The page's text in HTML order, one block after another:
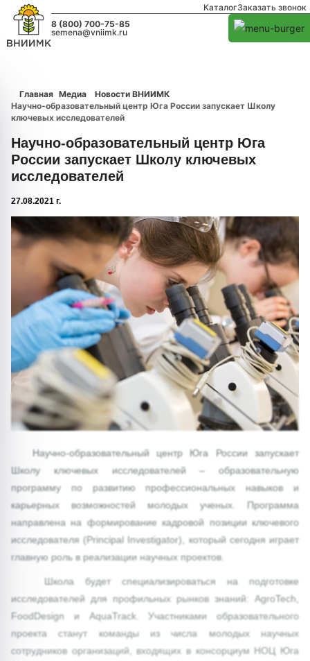
КаталогЗаказать звонок
8 (800) 700-75-85
semena@vniimk.ru
Главная Медиа
Новости ВНИИМК
Научно-образовательный центр Юга России запускает Школу
ключевых исследователей
Научно-образовательный центр Юга
России запускает Школу ключевых
исследователей
27.08.2021 г.
Научно-образовательный центр Юга России запускает
Школу ключевых исследователей – образовательную
программу по развитию профессиональных навыков и
карьерных возможностей молодых ученых. Программа
направлена на формирование кадровой позиции ключевого
исследователя (Principal Investigator), который сегодня играет
главную роль в реализации научных проектов.
Школа будет специализироваться на подготовке
исследователей для профильных рынков знаний: AgroTech,
FoodDesign и AquaTrack. Участниками образовательного
проекта станут команды из числа молодых научных
сотрудников организаций, входящих в консорциум НОЦ Юга